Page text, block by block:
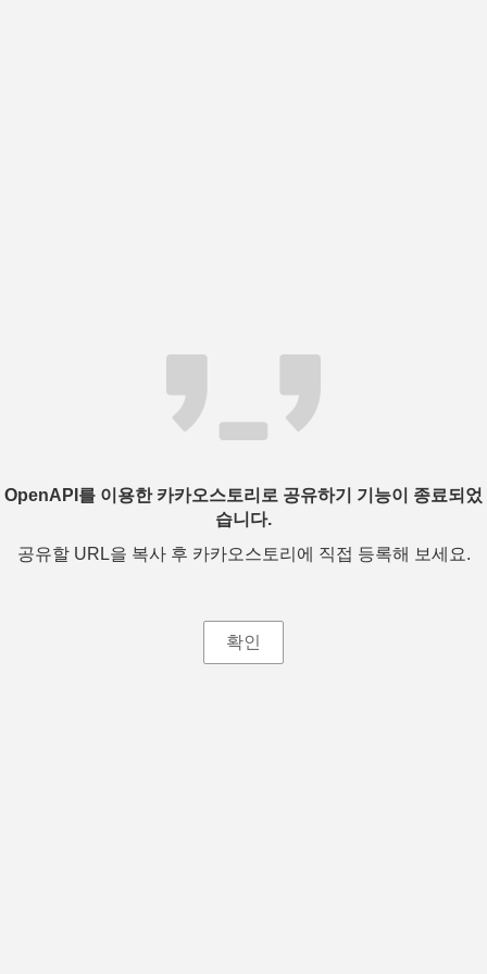
OpenAPI를 이용한 카카오스토리로 공유하기 기능이 종료되었
습니다.
공유할 URL을 복사 후 카카오스토리에 직접 등록해 보세요.
확인